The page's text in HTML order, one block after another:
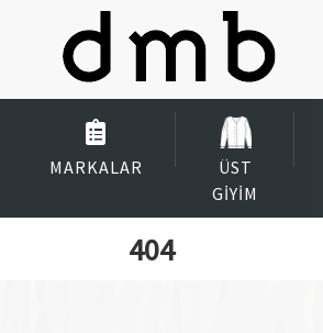
MARKALAR
ÜST
GIYIM
404